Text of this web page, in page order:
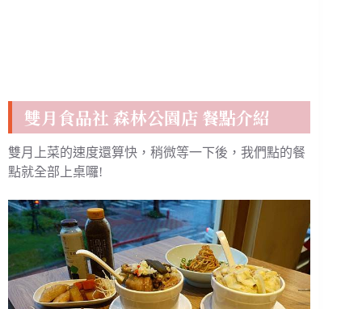
雙月食品社 森林公園店 餐點介紹
雙月上菜的速度還算快，稍微等一下後，我們點的餐
點就全部上桌囉!